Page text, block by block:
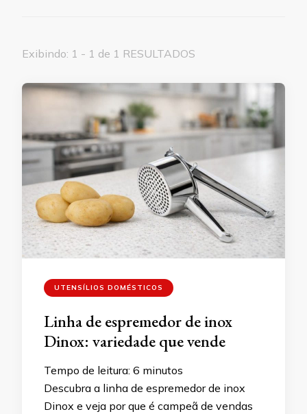
Exibindo: 1 - 1 de 1 RESULTADOS
UTENSÍLIOS DOMÉSTICOS
Linha de espremedor de inox
Dinox: variedade que vende
Tempo de leitura: 6 minutos
Descubra a linha de espremedor de inox
Dinox e veja por que é campeã de vendas